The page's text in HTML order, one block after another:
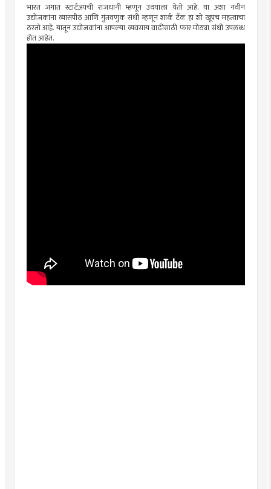
भारत जगात स्टार्टअपची राजधानी म्हणून उदयाला येतो आहे. या अशा नवीन
उद्योजकांना व्यासपीठ आणि गुंतवणुक संधी म्हणून शार्क टँक हा शो खूपच महत्वाचा
ठरतो आहे. यातून उद्योजकांना आपल्या व्यवसाय वाढीसाठी फार मोठ्या संधी उपलब्ध
होत आहेत.